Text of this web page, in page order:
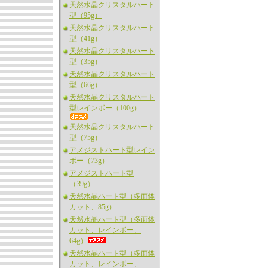
天然水晶クリスタルハート
型（95g）
天然水晶クリスタルハート
型（41g）
天然水晶クリスタルハート
型（35g）
天然水晶クリスタルハート
型（66g）
天然水晶クリスタルハート
型レインボー（100g）
天然水晶クリスタルハート
型（75g）
アメジストハート型レイン
ボー（73g）
アメジストハート型
（39g）
天然水晶ハート型（多面体
カット、85g）
天然水晶ハート型（多面体
カット、レインボー、
64g）
天然水晶ハート型（多面体
カット、レインボー、